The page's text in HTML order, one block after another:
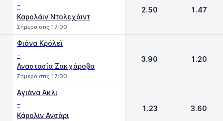
-
Καρολάιν Ντολεχάιντ
Σήμερα στις 17:00
2.50 1.47
Φιόνα Κρόλεϊ
-
Αναστασία Ζακχάροβα
Σήμερα στις 17:00
3.90 1.20
Αγιάνα Άκλι
-
Κάρολιν Ανσάρι
1.23 3.60